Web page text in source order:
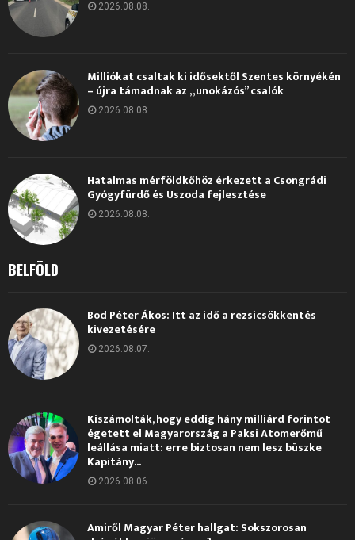
2026.08.08.
Milliókat csaltak ki idősektől Szentes környékén
– újra támadnak az „unokázós” csalók
2026.08.08.
Hatalmas mérföldkőhöz érkezett a Csongrádi
Gyógyfürdő és Uszoda fejlesztése
2026.08.08.
BELFÖLD
Bod Péter Ákos: Itt az idő a rezsicsökkentés
kivezetésére
2026.08.07.
Kiszámolták, hogy eddig hány milliárd forintot
égetett el Magyarország a Paksi Atomerőmű
leállása miatt: erre biztosan nem lesz büszke
Kapitány...
2026.08.06.
Amiről Magyar Péter hallgat: Sokszorosan